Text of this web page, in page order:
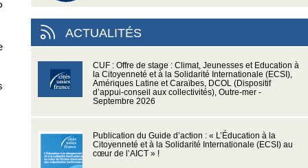
ACTUALITÉS
CUF : Offre de stage : Climat, Jeunesses et Education à
la Citoyenneté et à la Solidarité Internationale (ECSI),
Amériques Latine et Caraïbes, DCOL (Dispositif
d’appui-conseil aux collectivités), Outre-mer -
Septembre 2026
Publication du Guide d’action : « L’Éducation à la
Citoyenneté et à la Solidarité Internationale (ECSI) au
cœur de l’AICT » !